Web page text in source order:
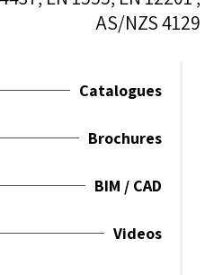
AS/NZS 4129
Catalogues
Brochures
BIM / CAD
Videos